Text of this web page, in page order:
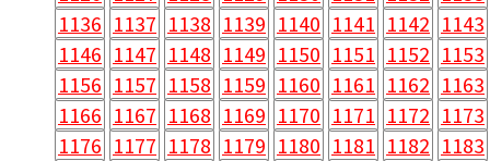
1136 1137 1138 1139 1140 1141 1142 1143
1146 1147 1148 1149 1150 1151 1152 1153
1156 1157 1158 1159 1160 1161 1162 1163
1166 1167 1168 1169 1170 1171 1172 1173
1176 1177 1178 1179 1180 1181 1182 1183